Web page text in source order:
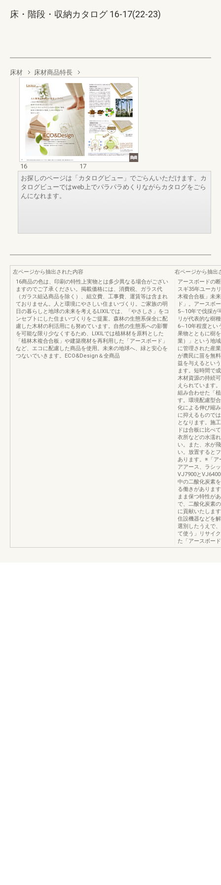
床・階段・収納カタログ 16-17(22-23)
床材 床材商品特長
16
17
お探しのページは「カタログビュー」でごらんいただけます。カ
タログビューではweb上でパラパラめくりながらカタログをごら
んになれます。
左ページから抽出された内容
16商品の色は、印刷の特性上実物とは多少異なる場合がござい
ますのでご了承ください。掲載価格には、消費税、ガラス代
（ガラス組込商品を除く）、組立費、工事費、運賃等は含まれ
ておりません。人と環境にやさしい住まいづくり。ご家族の明
日の暮らしと地球の未来を考えるLIXILでは、「やさしさ」をコ
ンセプトにした住まいづくりをご提案。森林の生態系保全に配
慮した木材の利活用にも努めています。自然の生態系への影響
を可能な限り少なくするため、LIXILでは植林材を原料とした
「植林木複合合板」や建築廃材を再利用した「アースボード」
など、エコに配慮した商品を使用。未来の地球へ、緑と安心を
つないでいきます。ECO&Design＆全商品
右ページから抽出
アースボードの
スギ35年ユーカ
木複合合板」未
ド」。アースボ
5∼10年で伐採が
リが代表的な樹
6∼10年程度とい
果物とともに樹
業）」という地
に管理された産
が農民に苗を無
益を与えるとい
ます。短時間で
木材資源の持続
えられています
組み合わせた「
す。環境配慮型
化による伸び縮
に抑えるもので
となります。施
ドは合板に比べ
衣所などの水濡
い。また、水が
い。放置すると
あります。※「ア
アアース、ラシ
VJ7900と
中の二酸化炭素
る働きがありま
まま保つ特性が
で、二酸化炭素
に貢献いたしま
住設機器などを
選別したうえで
て使う」リサイ
た「アースボー